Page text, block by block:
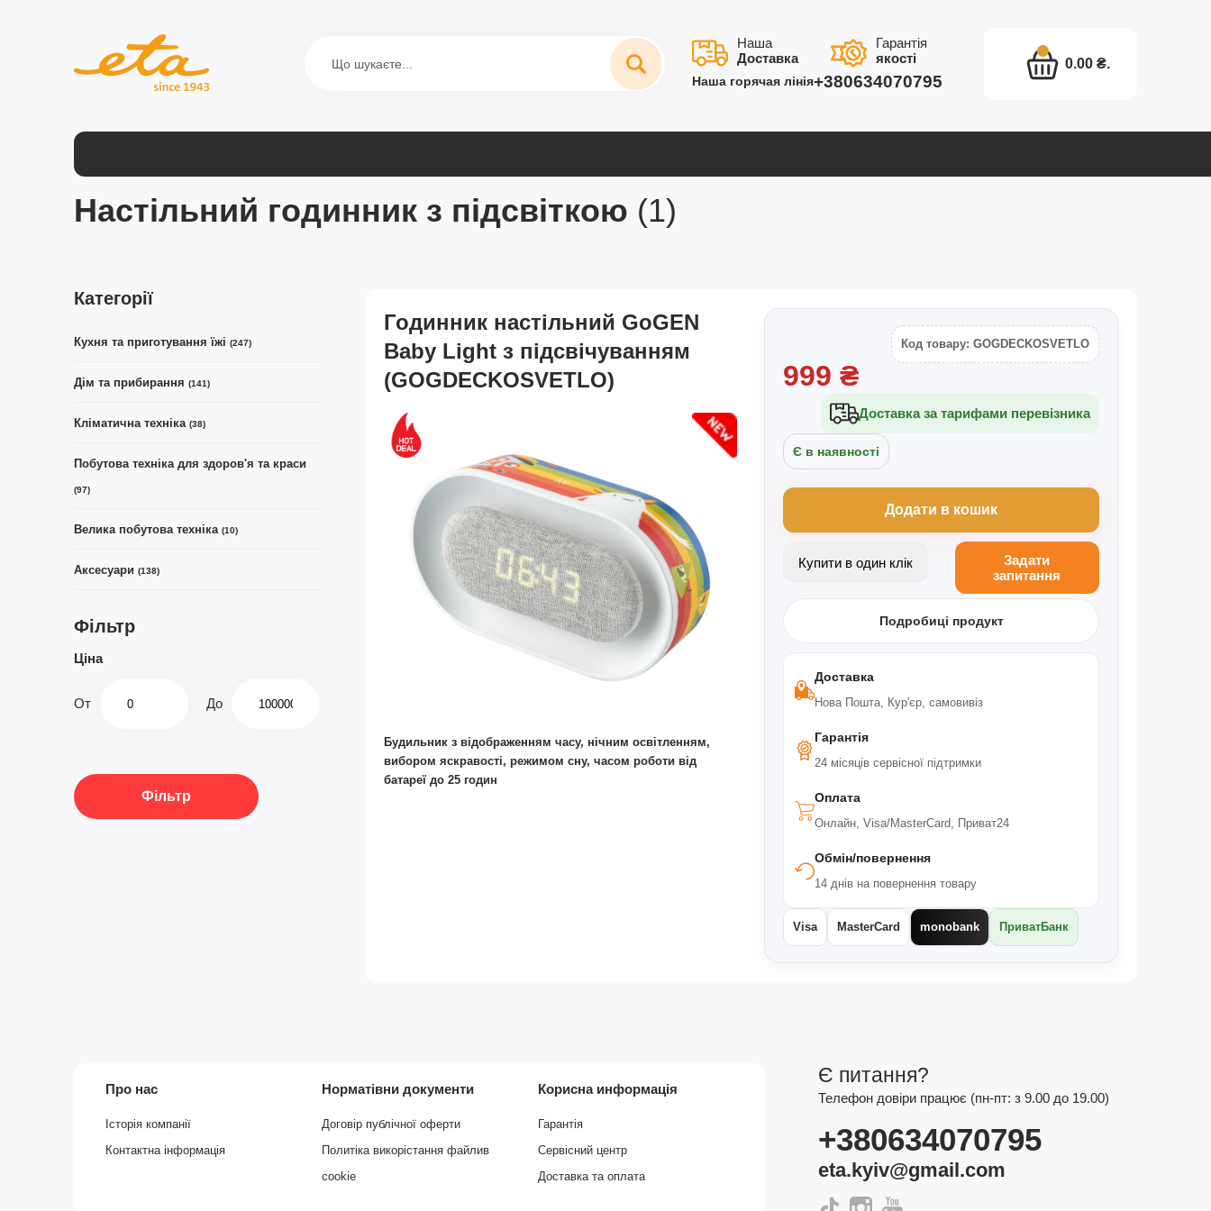
Наша
Доставка
Гарантія
якості
Наша горячая лінія+380634070795
0.00 ₴.
Настільний годинник з підсвіткою (1)
Категорії
Кухня та приготування їжі (247)
Дім та прибирання (141)
Кліматична техніка (38)
Побутова техніка для здоров'я та краси
(97)
Велика побутова техніка (10)
Аксесуари (138)
Фільтр
Ціна
От До
Фільтр
Годинник настільний GoGEN
Baby Light з підсвічуванням
(GOGDECKOSVETLO)
Будильник з відображенням часу, нічним освітленням,
вибором яскравості, режимом сну, часом роботи від
батареї до 25 годин
Код товару: GOGDECKOSVETLO
999₴
Доставка за тарифами перевізника
Є в наявності
Додати в кошик
Купити в один клік
Задати
запитання
Подробиці продукт
Доставка
Нова Пошта, Кур'єр, самовивіз
Гарантія
24 місяців сервісної підтримки
Оплата
Онлайн, Visa/MasterCard, Приват24
Обмін/повернення
14 днів на повернення товару
Visa MasterCard monobank ПриватБанк
Про нас
Історія компанії
Контактна інформація
Норматівни документи
Договір публічної оферти
Политіка викорістання файлив
cookie
Корисна информація
Гарантія
Сервісний центр
Доставка та оплата
Є питання?
Телефон довіри працює (пн-пт: з 9.00 до 19.00)
+380634070795
eta.kyiv@gmail.com